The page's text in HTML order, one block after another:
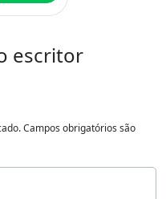
escritor
Campos obrigatórios são